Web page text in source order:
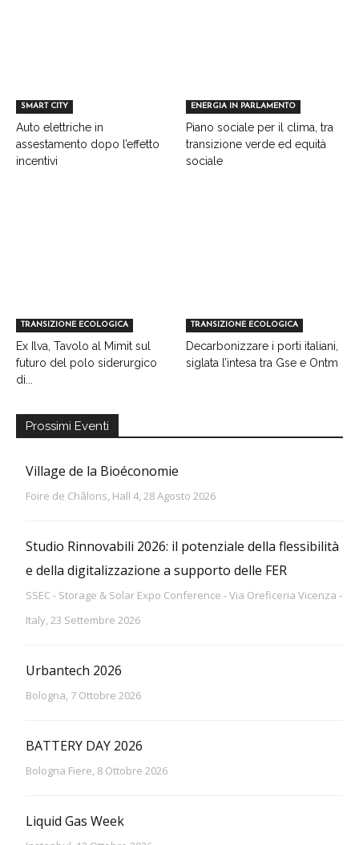
SMART CITY
Auto elettriche in
assestamento dopo l’effetto
incentivi
ENERGIA IN PARLAMENTO
Piano sociale per il clima, tra
transizione verde ed equità
sociale
TRANSIZIONE ECOLOGICA
Ex Ilva, Tavolo al Mimit sul
futuro del polo siderurgico
di...
TRANSIZIONE ECOLOGICA
Decarbonizzare i porti italiani,
siglata l’intesa tra Gse e Ontm
Prossimi Eventi
Village de la Bioéconomie
Foire de Châlons, Hall 4, 28 Agosto 2026
Studio Rinnovabili 2026: il potenziale della flessibilità
e della digitalizzazione a supporto delle FER
SSEC - Storage & Solar Expo Conference - Via Oreficeria Vicenza -
Italy, 23 Settembre 2026
Urbantech 2026
Bologna, 7 Ottobre 2026
BATTERY DAY 2026
Bologna Fiere, 8 Ottobre 2026
Liquid Gas Week